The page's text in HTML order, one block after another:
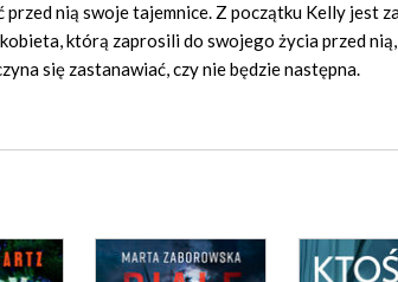
nią swoje tajemnice. Z początku Kelly jest
którą zaprosili do swojego życia przed nią,
się zastanawiać, czy nie będzie następna.